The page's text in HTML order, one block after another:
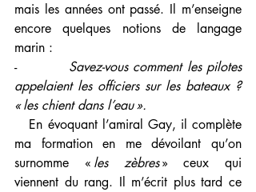
mais les années ont passé. Il m’enseigne
encore quelques notions de langage
marin :
- Savez-vous comment les pilotes
appelaient les officiers sur les bateaux ?
« les chient dans l’eau ».
ma formation en me dévoilant qu’on
surnomme « les zèbres » ceux qui
viennent du rang. Il m’écrit plus tard ce